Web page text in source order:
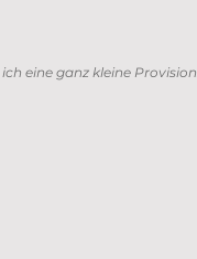
eine ganz kleine